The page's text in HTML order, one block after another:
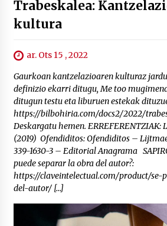
Trabeskalea:
kultura
ar. Ots 15 , 2022
Gaurkoan kantzelazioaren kulturaz
definizio ekarri ditugu, Me too
ditugun testu eta liburuen estekak
https://bilbohiria.com/docs2/2022/
Deskargatu hemen. ERREFERENTZIAK:
(2019) Ofendiditos: Ofendiditos –
339-1630-3 – Editorial Anagrama
puede separar la obra del autor?:
https://claveintelectual.com/product/se-
del-autor/ […]